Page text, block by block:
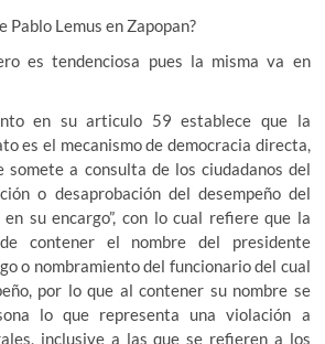
Pablo Lemus en Zapopan?
es tendenciosa pues la misma va en
en su articulo 59 establece que la
es el mecanismo de democracia directa,
somete a consulta de los ciudadanos del
o desaprobación del desempeño del
su encargo”, con lo cual refiere que la
contener el nombre del presidente
o nombramiento del funcionario del cual
por lo que al contener su nombre se
lo que representa una violación a
inclusive a las que se refieren a los